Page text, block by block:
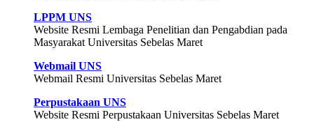
LPPM UNS
Website Resmi Lembaga Penelitian dan Pengabdian pada
Masyarakat Universitas Sebelas Maret
Webmail UNS
Webmail Resmi Universitas Sebelas Maret
Perpustakaan UNS
Website Resmi Perpustakaan Universitas Sebelas Maret